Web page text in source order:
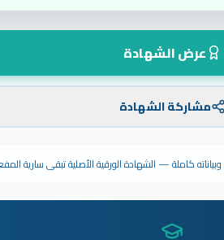
عرض الشهادة
مشاركة الشهادة